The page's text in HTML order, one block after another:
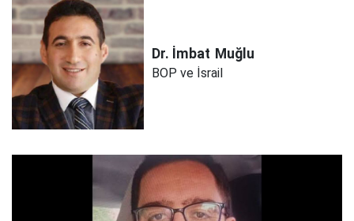
Dr. İmbat Muğlu
BOP ve İsrail